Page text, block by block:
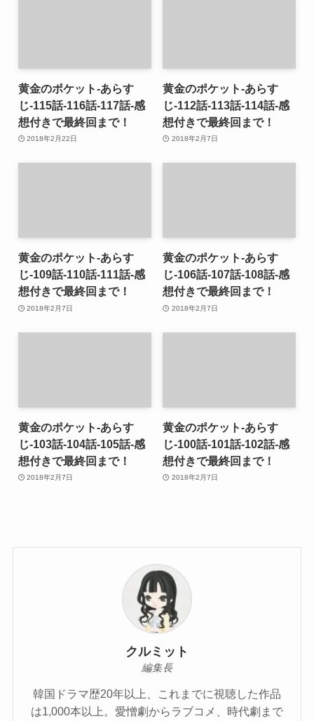
黄金のポケット-あらす
じ-115話-116話-117話-感
想付きで最終回まで！
2018年2月22日
黄金のポケット-あらす
じ-112話-113話-114話-感
想付きで最終回まで！
2018年2月7日
黄金のポケット-あらす
じ-109話-110話-111話-感
想付きで最終回まで！
2018年2月7日
黄金のポケット-あらす
じ-106話-107話-108話-感
想付きで最終回まで！
2018年2月7日
黄金のポケット-あらす
じ-103話-104話-105話-感
想付きで最終回まで！
2018年2月7日
黄金のポケット-あらす
じ-100話-101話-102話-感
想付きで最終回まで！
2018年2月7日
クルミット
編集長
韓国ドラマ歴20年以上、これまでに視聴した作品
は1,000本以上。愛憎劇からラブコメ、時代劇まで